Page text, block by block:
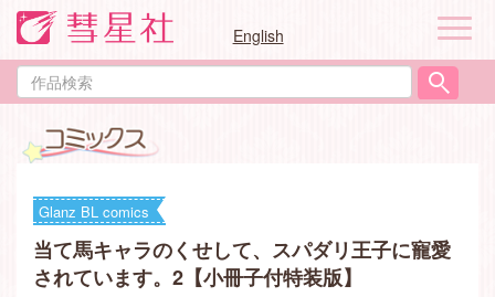
English
作
品
ナ
ゲ
ー
Glanz BL comics
当て馬キャラのくせして、スパダリ王子に寵愛
されています。2【小冊子付特装版】